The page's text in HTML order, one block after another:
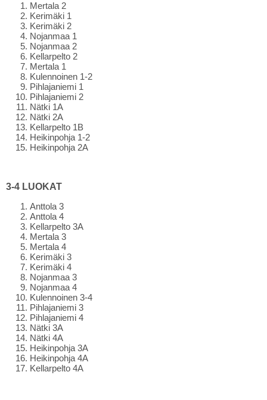
Mertala 2
Kerimäki 1
Kerimäki 2
Nojanmaa 1
Nojanmaa 2
Kellarpelto 2
Mertala 1
Kulennoinen 1-2
Pihlajaniemi 1
Pihlajaniemi 2
Nätki 1A
Nätki 2A
Kellarpelto 1B
Heikinpohja 1-2
Heikinpohja 2A
3-4 LUOKAT
Anttola 3
Anttola 4
Kellarpelto 3A
Mertala 3
Mertala 4
Kerimäki 3
Kerimäki 4
Nojanmaa 3
Nojanmaa 4
Kulennoinen 3-4
Pihlajaniemi 3
Pihlajaniemi 4
Nätki 3A
Nätki 4A
Heikinpohja 3A
Heikinpohja 4A
Kellarpelto 4A